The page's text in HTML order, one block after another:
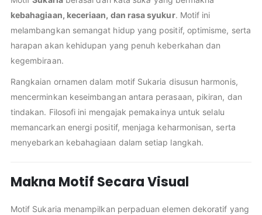
kebahagiaan, keceriaan, dan rasa syukur. Motif ini
melambangkan semangat hidup yang positif, optimisme, serta
harapan akan kehidupan yang penuh keberkahan dan
kegembiraan.
Rangkaian ornamen dalam motif Sukaria disusun harmonis,
mencerminkan keseimbangan antara perasaan, pikiran, dan
tindakan. Filosofi ini mengajak pemakainya untuk selalu
memancarkan energi positif, menjaga keharmonisan, serta
menyebarkan kebahagiaan dalam setiap langkah.
Makna Motif Secara Visual
Motif Sukaria menampilkan perpaduan elemen dekoratif yang